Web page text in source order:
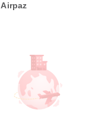
Airpaz